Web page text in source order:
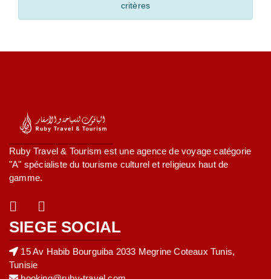
critères
Ruby Travel & Tourism est une agence de voyage catégorie
"A" spécialiste du tourisme culturel et religieux haut de
gamme.
SIEGE SOCIAL
15 Av Habib Bourguiba 2033 Megrine Coteaux Tunis,
Tunisie